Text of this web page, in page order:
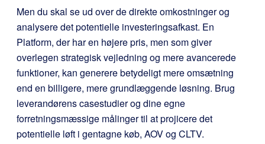
Men du skal se ud over de direkte omkostninger og
analysere det potentielle investeringsafkast. En
Platform, der har en højere pris, men som giver
overlegen strategisk vejledning og mere avancerede
funktioner, kan generere betydeligt mere omsætning
end en billigere, mere grundlæggende løsning. Brug
leverandørens casestudier og dine egne
forretningsmæssige målinger til at projicere det
potentielle løft i gentagne køb, AOV og CLTV.